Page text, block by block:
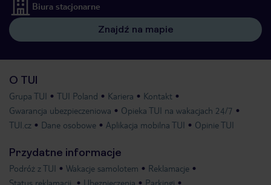
Biura stacjonarne
Znajdź na mapie
O TUI
Grupa TUI TUI Poland Kariera
Kontakt
Gwarancja ubezpieczeniowa
Opieka TUI na wakacjach 24/7
TUI.cz
Dane osobowe Aplikacja mobilna TUI Opinie TUI
Przydatne informacje
Podróż z TUI Wakacje samolotem
Reklamacje
Status reklamacji
Ubezpieczenia Parkingi